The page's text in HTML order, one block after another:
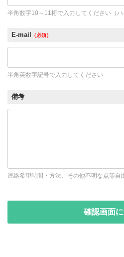
半角数字10～11桁で入力してください（ハ
E-mail （必須）
半角英数字記号で入力してください
備考
連絡希望時間・方法、その他不明な点等自